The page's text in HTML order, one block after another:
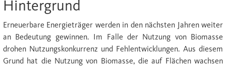
Hintergrund
Erneuerbare Energieträger werden in den nächsten Jahren weiter
an Bedeutung gewinnen. Im Falle der Nutzung von Biomasse
drohen Nutzungskonkurrenz und Fehlentwicklungen. Aus diesem
Grund hat die Nutzung von Biomasse, die auf Flächen wachsen